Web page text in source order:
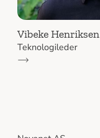
Vibeke Henriksen
Teknologileder